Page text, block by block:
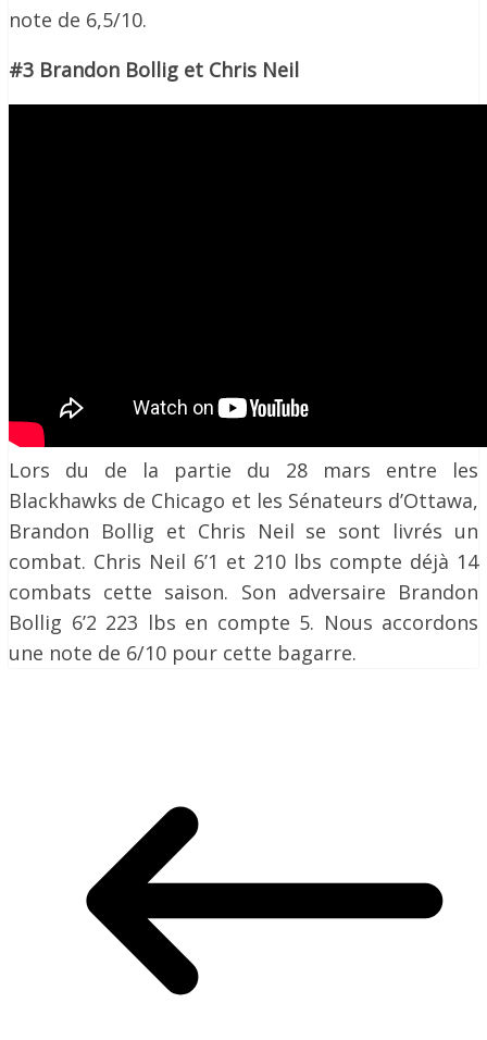
note de 6,5/10.
#3 Brandon Bollig et Chris Neil
Lors du de la partie du 28 mars entre les
Blackhawks de Chicago et les Sénateurs d’Ottawa,
Brandon Bollig et Chris Neil se sont livrés un
combat. Chris Neil 6’1 et 210 lbs compte déjà 14
combats cette saison. Son adversaire Brandon
Bollig 6’2 223 lbs en compte 5. Nous accordons
une note de 6/10 pour cette bagarre.